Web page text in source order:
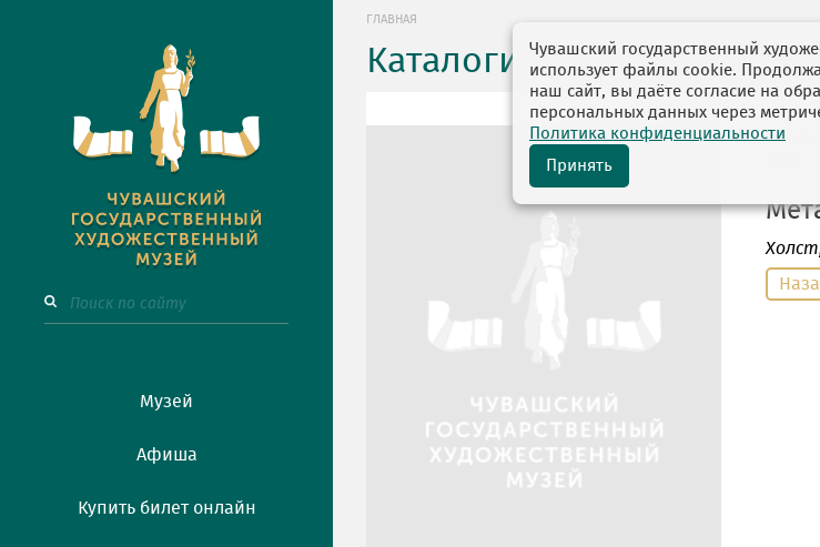
Музей
Афиша
Купить билет онлайн
ГЛАВНАЯ
Каталоги выставок
Холст
Чувашский государственный
использует файлы cookie.
наш сайт, вы даёте согласие на
персональных данных через
Политика конфиденциальности
Принять